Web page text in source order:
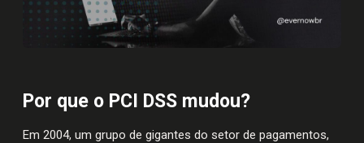
Por que o PCI DSS mudou?
Em 2004, um grupo de gigantes do setor de pagamentos,